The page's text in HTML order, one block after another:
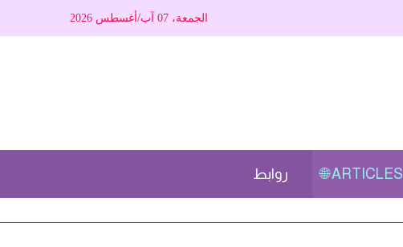
الجمعة، 07 آب/أغسطس 2026
ARTICLES 🌐 روابط